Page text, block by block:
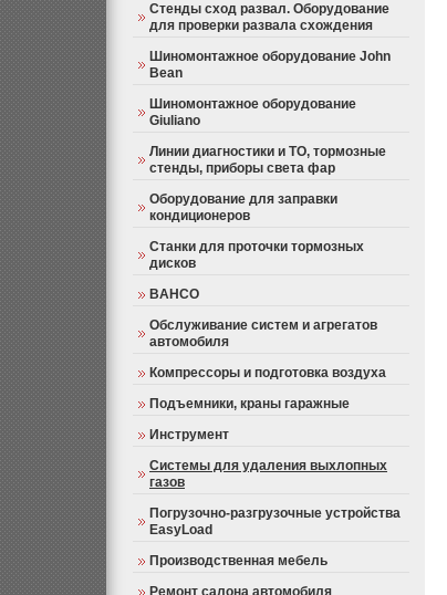
Стенды сход развал. Оборудование
для проверки развала схождения
Шиномонтажное оборудование John
Bean
Шиномонтажное оборудование
Giuliano
Линии диагностики и ТО, тормозные
стенды, приборы света фар
Оборудование для заправки
кондиционеров
Станки для проточки тормозных
дисков
BAHCO
Обслуживание систем и агрегатов
автомобиля
Компрессоры и подготовка воздуха
Подъемники, краны гаражные
Инструмент
Системы для удаления выхлопных
газов
Погрузочно-разгрузочные устройства
EasyLoad
Производственная мебель
Ремонт салона автомобиля